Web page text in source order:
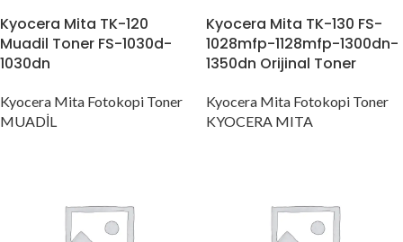
Kyocera Mita TK-120
Muadil Toner FS-1030d-
1030dn
Kyocera Mita Fotokopi Toner
MUADİL
Kyocera Mita TK-130 FS-
1028mfp-1128mfp-1300dn-
1350dn Orijinal Toner
Kyocera Mita Fotokopi Toner
KYOCERA MITA